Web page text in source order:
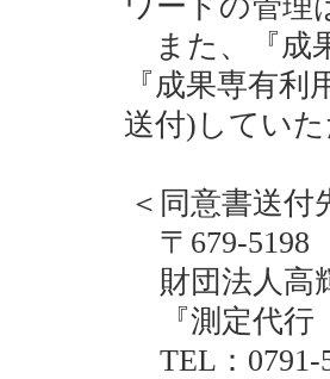
また、『成
『成果専有
送付)してい
＜同意書送付
〒679-5198
財団法人高
『測定代行（
TEL：0791-